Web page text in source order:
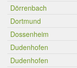
Dörrenbach
Dortmund
Dossenheim
Dudenhofen
Dudenhofen